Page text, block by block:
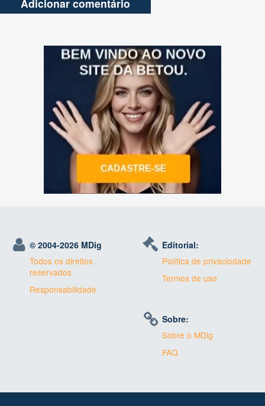
© 2004-2026 MDig
Todos os direitos
reservados
Responsabilidade
Editorial:
Política de privaciodade
Termos de uso
Sobre:
Sobre o MDig
FAQ